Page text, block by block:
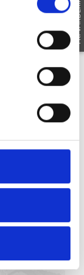
FRI VÄRDERING